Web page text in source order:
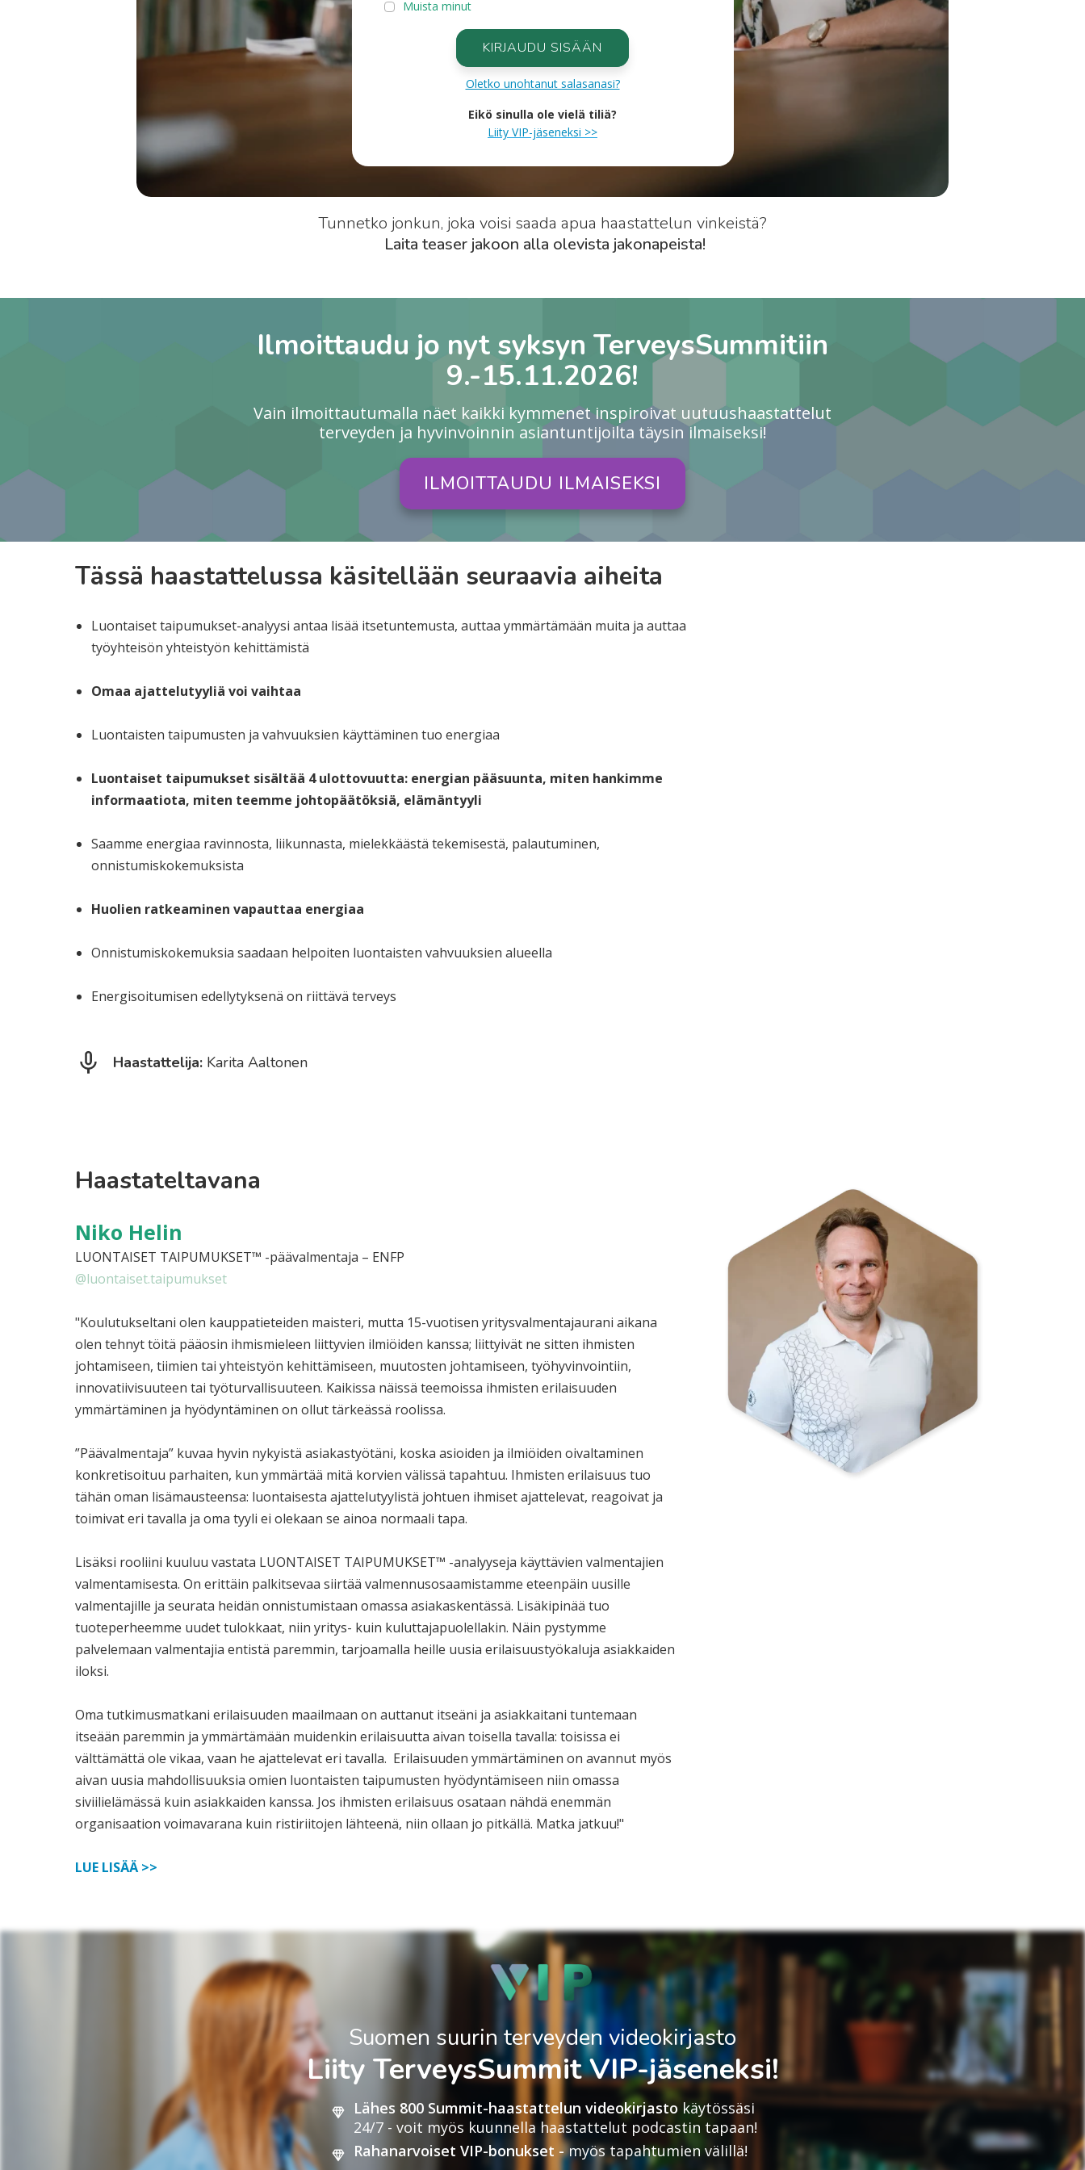
Muista minut
KIRJAUDU SISÄÄN
Oletko unohtanut salasanasi?
Eikö sinulla ole vielä tiliä?
Liity VIP-jäseneksi >>
Tunnetko jonkun, joka voisi saada apua haastattelun vinkeistä?
Laita teaser jakoon alla olevista jakonapeista!
Ilmoittaudu jo nyt syksyn TerveysSummitiin
9.-15.11.2026!
Vain ilmoittautumalla näet kaikki kymmenet inspiroivat uutuushaastattelut
terveyden ja hyvinvoinnin asiantuntijoilta täysin ilmaiseksi!
ILMOITTAUDU ILMAISEKSI
Tässä haastattelussa käsitellään seuraavia aiheita
Luontaiset taipumukset-analyysi antaa lisää itsetuntemusta, auttaa ymmärtämään muita ja auttaa
työyhteisön yhteistyön kehittämistä
Omaa ajattelutyyliä voi vaihtaa
Luontaisten taipumusten ja vahvuuksien käyttäminen tuo energiaa
Luontaiset taipumukset sisältää 4 ulottovuutta: energian pääsuunta, miten hankimme
informaatiota, miten teemme johtopäätöksiä, elämäntyyli
Saamme energiaa ravinnosta, liikunnasta, mielekkäästä tekemisestä, palautuminen,
onnistumiskokemuksista
Huolien ratkeaminen vapauttaa energiaa
Onnistumiskokemuksia saadaan helpoiten luontaisten vahvuuksien alueella
Energisoitumisen edellytyksenä on riittävä terveys
Haastattelija: Karita Aaltonen
Haastateltavana
Niko Helin
LUONTAISET TAIPUMUKSET™ -päävalmentaja – ENFP
@luontaiset.taipumukset
"Koulutukseltani olen kauppatieteiden maisteri, mutta 15-vuotisen yritysvalmentajaurani aikana
olen tehnyt töitä pääosin ihmismieleen liittyvien ilmiöiden kanssa; liittyivät ne sitten ihmisten
johtamiseen, tiimien tai yhteistyön kehittämiseen, muutosten johtamiseen, työhyvinvointiin,
innovatiivisuuteen tai työturvallisuuteen. Kaikissa näissä teemoissa ihmisten erilaisuuden
ymmärtäminen ja hyödyntäminen on ollut tärkeässä roolissa.
”Päävalmentaja” kuvaa hyvin nykyistä asiakastyötäni, koska asioiden ja ilmiöiden oivaltaminen
konkretisoituu parhaiten, kun ymmärtää mitä korvien välissä tapahtuu. Ihmisten erilaisuus tuo
tähän oman lisämausteensa: luontaisesta ajattelutyylistä johtuen ihmiset ajattelevat, reagoivat ja
toimivat eri tavalla ja oma tyyli ei olekaan se ainoa normaali tapa.
Lisäksi rooliini kuuluu vastata LUONTAISET TAIPUMUKSET™ -analyyseja käyttävien valmentajien
valmentamisesta. On erittäin palkitsevaa siirtää valmennusosaamistamme eteenpäin uusille
valmentajille ja seurata heidän onnistumistaan omassa asiakaskentässä. Lisäkipinää tuo
tuoteperheemme uudet tulokkaat, niin yritys- kuin kuluttajapuolellakin. Näin pystymme
palvelemaan valmentajia entistä paremmin, tarjoamalla heille uusia erilaisuustyökaluja asiakkaiden
iloksi.
Oma tutkimusmatkani erilaisuuden maailmaan on auttanut itseäni ja asiakkaitani tuntemaan
itseään paremmin ja ymmärtämään muidenkin erilaisuutta aivan toisella tavalla: toisissa ei
välttämättä ole vikaa, vaan he ajattelevat eri tavalla. Erilaisuuden ymmärtäminen on avannut myös
aivan uusia mahdollisuuksia omien luontaisten taipumusten hyödyntämiseen niin omassa
siviilielämässä kuin asiakkaiden kanssa. Jos ihmisten erilaisuus osataan nähdä enemmän
organisaation voimavarana kuin ristiriitojen lähteenä, niin ollaan jo pitkällä. Matka jatkuu!"
LUE LISÄÄ >>
Suomen suurin terveyden videokirjasto
Liity TerveysSummit VIP-jäseneksi!
Lähes 800 Summit-haastattelun videokirjasto käytössäsi
24/7 - voit myös kuunnella haastattelut podcastin tapaan!
Rahanarvoiset VIP-bonukset -myös tapahtumien välillä!